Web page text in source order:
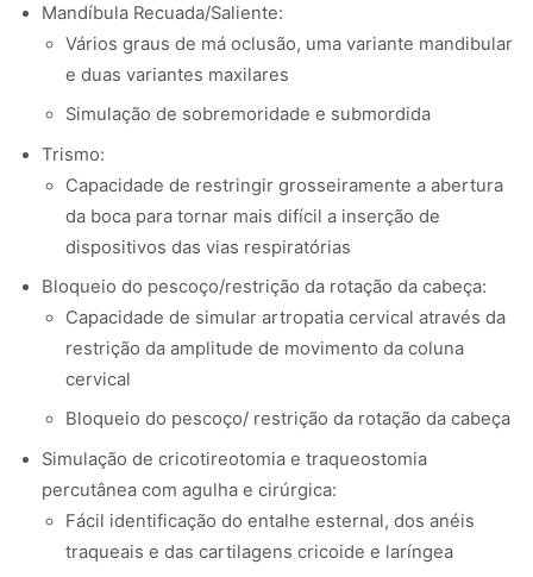
Mandíbula Recuada/Saliente:
Vários graus de má oclusão, uma variante mandibular
e duas variantes maxilares
Simulação de sobremoridade e submordida
Trismo:
Capacidade de restringir grosseiramente a abertura
da boca para tornar mais difícil a inserção de
dispositivos das vias respiratórias
Bloqueio do pescoço/restrição da rotação da cabeça:
Capacidade de simular artropatia cervical através da
restrição da amplitude de movimento da coluna
cervical
Bloqueio do pescoço/ restrição da rotação da cabeça
Simulação de cricotireotomia e traqueostomia
percutânea com agulha e cirúrgica:
Fácil identificação do entalhe esternal, dos anéis
traqueais e das cartilagens cricoide e laríngea